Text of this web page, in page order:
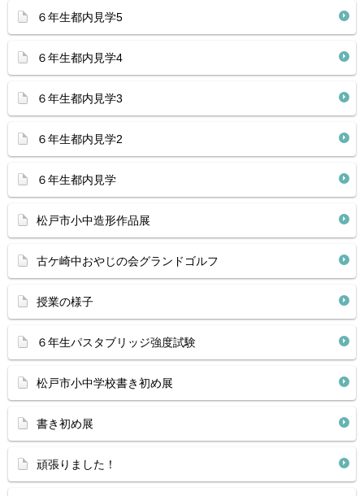
６年生都内見学5
６年生都内見学4
６年生都内見学3
６年生都内見学2
６年生都内見学
松戸市小中造形作品展
古ケ崎中おやじの会グランドゴルフ
授業の様子
６年生パスタブリッジ強度試験
松戸市小中学校書き初め展
書き初め展
頑張りました！